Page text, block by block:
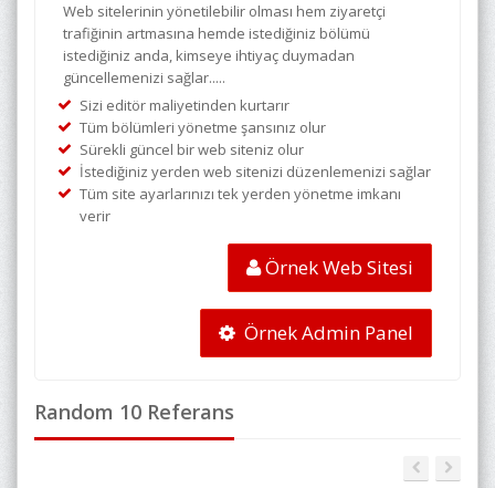
Web sitelerinin yönetilebilir olması hem ziyaretçi
trafiğinin artmasına hemde istediğiniz bölümü
istediğiniz anda, kimseye ihtiyaç duymadan
güncellemenizi sağlar.....
Sizi editör maliyetinden kurtarır
Tüm bölümleri yönetme şansınız olur
Sürekli güncel bir web siteniz olur
İstediğiniz yerden web sitenizi düzenlemenizi sağlar
Tüm site ayarlarınızı tek yerden yönetme imkanı
verir
Örnek Web Sitesi
Örnek Admin Panel
Random 10 Referans